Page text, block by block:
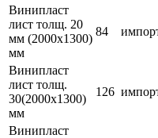
Винипласт
лист толщ. 20
мм (2000х1300)
мм
84
Винипласт
лист толщ.
30(2000х1300)
мм
126
Винипласт